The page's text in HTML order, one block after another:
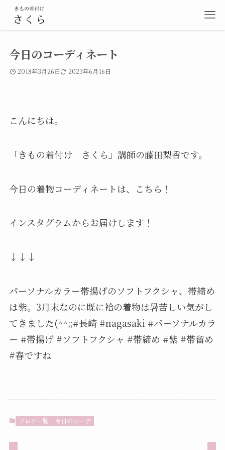
今日のコーディネート
2018年3月26日 2023年6月16日
こんにちは。
「きもの着付け さくら」講師の藤田梨香です。
今日の着物コーディネートは、こちら！
インスタグラムからお届けします！
↓↓↓
パーソナルカラー帯揚げのソフトフクシャ、帯締め
は紫。3月末なのに既に袷の着物は暑苦しい気がし
てきました(^^;;#長崎 #nagasaki #パーソナルカラ
ー #帯揚げ #ソフトフクシャ #帯締め #紫 #帯留め
#春ですね
ブログ一覧 今日のコーデ